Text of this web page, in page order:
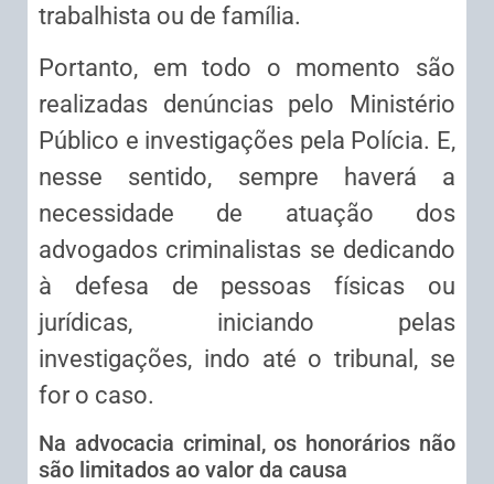
trabalhista ou de família.
Portanto, em todo o momento são
realizadas denúncias pelo Ministério
Público e investigações pela Polícia. E,
nesse sentido, sempre haverá a
necessidade de atuação dos
advogados criminalistas se dedicando
à defesa de pessoas físicas ou
jurídicas, iniciando pelas
investigações, indo até o tribunal, se
for o caso.
Na advocacia criminal, os honorários não
são limitados ao valor da causa